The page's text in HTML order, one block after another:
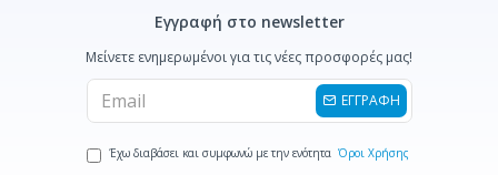
Εγγραφή στο newsletter
Μείνετε ενημερωμένοι για τις νέες προσφορές μας!
ΕΓΓΡΑΦΗ
Έχω διαβάσει και συμφωνώ με την ενότητα Όροι Χρήσης